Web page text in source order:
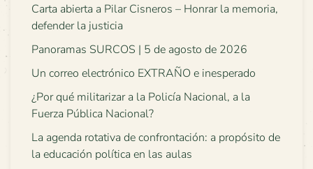
Carta abierta a Pilar Cisneros – Honrar la memoria,
defender la justicia
Panoramas SURCOS | 5 de agosto de 2026
Un correo electrónico EXTRAÑO e inesperado
¿Por qué militarizar a la Policía Nacional, a la
Fuerza Pública Nacional?
La agenda rotativa de confrontación: a propósito de
la educación política en las aulas